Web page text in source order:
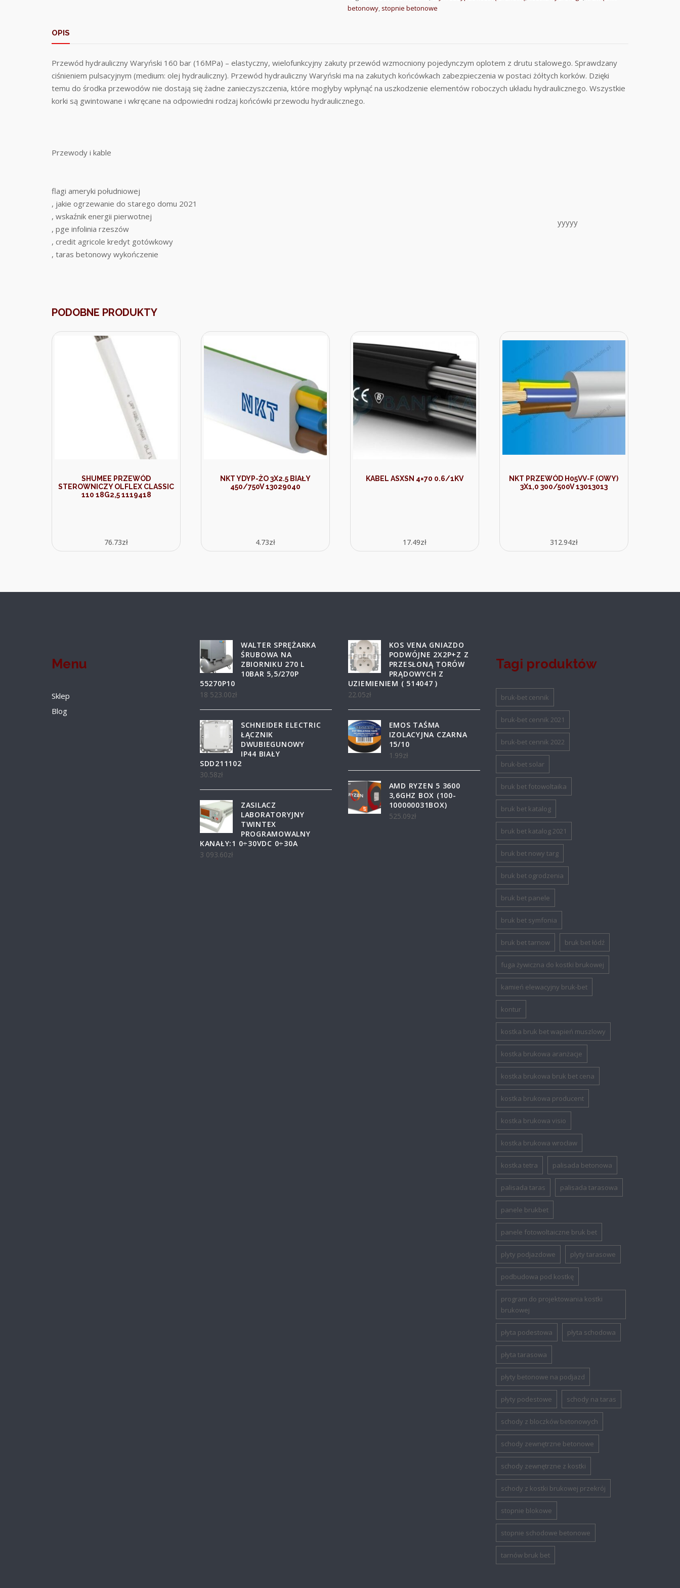
betonowy, stopnie betonowe
OPIS
Przewód hydrauliczny Waryński 160 bar (16MPa) – elastyczny, wielofunkcyjny zakuty przewód wzmocniony pojedynczym oplotem z drutu stalowego. Sprawdzany
ciśnieniem pulsacyjnym (medium: olej hydrauliczny). Przewód hydrauliczny Waryński ma na zakutych końcówkach zabezpieczenia w postaci żółtych korków. Dzięki
temu do środka przewodów nie dostają się żadne zanieczyszczenia, które mogłyby wpłynąć na uszkodzenie elementów roboczych układu hydraulicznego. Wszystkie
korki są gwintowane i wkręcane na odpowiedni rodzaj końcówki przewodu hydraulicznego.
Przewody i kable
flagi ameryki południowej
, jakie ogrzewanie do starego domu 2021
, wskaźnik energii pierwotnej
, pge infolinia rzeszów
, credit agricole kredyt gotówkowy
, taras betonowy wykończenie
yyyyy
PODOBNE PRODUKTY
SHUMEE PRZEWÓD
STEROWNICZY OLFLEX CLASSIC
110 18G2,5 1119418
76.73zł
NKT YDYP-ŻO 3X2.5 BIAŁY
450/750V 13029040
4.73zł
KABEL ASXSN 4×70 0.6/1KV
17.49zł
NKT PRZEWÓD H05VV-F (OWY)
3X1,0 300/500V 13013013
312.94zł
Menu
Sklep
Blog
WALTER SPRĘŻARKA
ŚRUBOWA NA
ZBIORNIKU 270 L
10BAR 5,5/270P
55270P10
18 523.00zł
SCHNEIDER ELECTRIC
ŁĄCZNIK
DWUBIEGUNOWY
IP44 BIAŁY
SDD211102
30.58zł
ZASILACZ
LABORATORYJNY
TWINTEX
PROGRAMOWALNY
KANAŁY:1 0÷30VDC 0÷30A
3 093.60zł
KOS VENA GNIAZDO
PODWÓJNE 2X2P+Z Z
PRZESŁONĄ TORÓW
PRĄDOWYCH Z
UZIEMIENIEM ( 514047 )
22.05zł
EMOS TAŚMA
IZOLACYJNA CZARNA
15/10
1.99zł
AMD RYZEN 5 3600
3,6GHZ BOX (100-
100000031BOX)
525.09zł
Tagi produktów
bruk-bet cennik
bruk-bet cennik 2021
bruk-bet cennik 2022
bruk-bet solar
bruk bet fotowoltaika
bruk bet katalog
bruk bet katalog 2021
bruk bet nowy targ
bruk bet ogrodzenia
bruk bet panele
bruk bet symfonia
bruk bet tarnow bruk bet łódź
fuga żywiczna do kostki brukowej
kamień elewacyjny bruk-bet
kontur
kostka bruk bet wapień muszlowy
kostka brukowa aranżacje
kostka brukowa bruk bet cena
kostka brukowa producent
kostka brukowa visio
kostka brukowa wrocław
kostka tetra palisada betonowa
palisada taras palisada tarasowa
panele brukbet
panele fotowoltaiczne bruk bet
plyty podjazdowe plyty tarasowe
podbudowa pod kostkę
program do projektowania kostki
brukowej
płyta podestowa płyta schodowa
płyta tarasowa
płyty betonowe na podjazd
płyty podestowe schody na taras
schody z bloczków betonowych
schody zewnętrzne betonowe
schody zewnętrzne z kostki
schody z kostki brukowej przekrój
stopnie blokowe
stopnie schodowe betonowe
tarnów bruk bet